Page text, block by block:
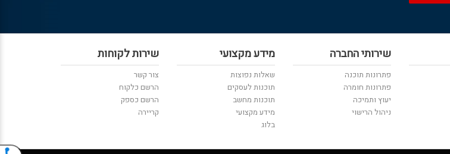
שירותי החברה
פתרונות תוכנה
פתרונות חומרה
יעוץ ותמיכה
ניהול הרישוי
מידע מקצועי
שאלות נפוצות
תוכנות לעסקים
תוכנות מחשב
מידע מקצועי
בלוג
שירות לקוחות
צור קשר
הרשם כלקוח
הרשם כספק
קריירה